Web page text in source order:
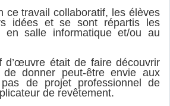
ce travail collaboratif, les élèves
idées et se sont répartis les
en salle informatique et/ou au
d’œuvre était de faire découvrir
donner peut-être envie aux
de projet professionnel de
de revêtement.